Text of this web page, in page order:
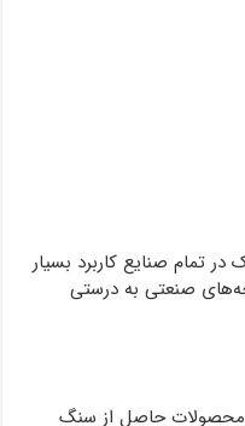
در تمام صنایع کاربرد بسیار
صنعتی به درستی
محصولات حاصل از سنگ